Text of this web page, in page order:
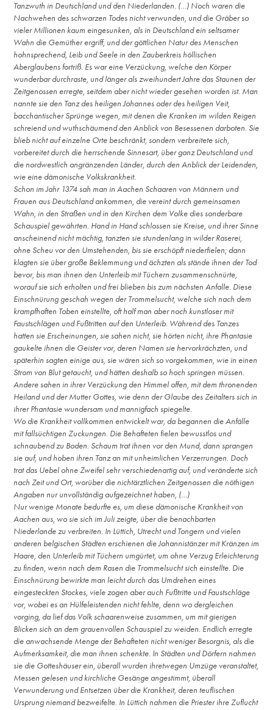
Tanzwuth in Deutschland und den Niederlanden. (…) Noch waren die
Nachwehen des schwarzen Todes nicht verwunden, und die Gräber so
vieler Millionen kaum eingesunken, als in Deutschland ein seltsamer
Wahn die Gemüther ergriff, und der göttlichen Natur des Menschen
hohnsprechend, Leib und Seele in den Zauberkreis höllischen
Aberglaubens fortriß. Es war eine Verzückung, welche den Körper
wunderbar durchraste, und länger als zweihundert Jahre das Staunen der
Zeitgenossen erregte, seitdem aber nicht wieder gesehen worden ist. Man
nannte sie den Tanz des heiligen Johannes oder des heiligen Veit,
bacchantischer Sprünge wegen, mit denen die Kranken im wilden Reigen
schreiend und wuthschäumend den Anblick von Besessenen darboten. Sie
blieb nicht auf einzelne Orte beschränkt, sondern verbreitete sich,
vorbereitet durch die herrschende Sinnesart, über ganz Deutschland und
die nordwestlich angränzenden Länder, durch den Anblick der Leidenden,
wie eine dämonische Volkskrankheit.
Schon im Jahr 1374 sah man in Aachen Schaaren von Männern und
Frauen aus Deutschland ankommen, die vereint durch gemeinsamen
Wahn, in den Straßen und in den Kirchen dem Volke dies sonderbare
Schauspiel gewährten. Hand in Hand schlossen sie Kreise, und ihrer Sinne
anscheinend nicht mächtig, tanzten sie stundenlang in wilder Raserei,
ohne Scheu vor den Umstehenden, bis sie erschöpft niederfielen; dann
klagten sie über große Beklemmung und ächzten als stände ihnen der Tod
bevor, bis man ihnen den Unterleib mit Tüchern zusammenschnürte,
worauf sie sich erholten und frei blieben bis zum nächsten Anfalle. Diese
Einschnürung geschah wegen der Trommelsucht, welche sich nach dem
krampfhaften Toben einstellte, oft half man aber noch kunstloser mit
Faustschlägen und Fußtritten auf den Unterleib. Während des Tanzes
hatten sie Erscheinungen, sie sahen nicht, sie hörten nicht, ihre Phantasie
gaukelte ihnen die Geister vor, deren Namen sie hervorkrächzten, und
späterhin sagten einige aus, sie wären sich so vorgekommen, wie in einen
Strom von Blut getaucht, und hätten deshalb so hoch springen müssen.
Andere sahen in ihrer Verzückung den Himmel offen, mit dem thronenden
Heiland und der Mutter Gottes, wie denn der Glaube des Zeitalters sich in
ihrer Phantasie wundersam und mannigfach spiegelte.
Wo die Krankheit vollkommen entwickelt war, da begannen die Anfälle
mit fallsüchtigen Zuckungen. Die Behafteten fielen bewusstlos und
schnaubend zu Boden. Schaum trat ihnen vor den Mund, dann sprangen
sie auf, und hoben ihren Tanz an mit unheimlichen Verzerrungen. Doch
trat das Uebel ohne Zweifel sehr verschiedenartig auf, und veränderte sich
nach Zeit und Ort, worüber die nichtärztlichen Zeitgenossen die nöthigen
Angaben nur unvollständig aufgezeichnet haben, (…)
Nur wenige Monate bedurfte es, um diese dämonische Krankheit von
Aachen aus, wo sie sich im Juli zeigte, über die benachbarten
Niederlande zu verbreiten. In Lüttich, Utrecht und Tongern und vielen
anderen belgischen Städten erschienen die Johannistänzer mit Kränzen im
Haare, den Unterleib mit Tüchern umgürtet, um ohne Verzug Erleichterung
zu finden, wenn nach dem Rasen die Trommelsucht sich einstellte. Die
Einschnürung bewirkte man leicht durch das Umdrehen eines
eingesteckten Stockes, viele zogen aber auch Fußtritte und Faustschläge
vor, wobei es an Hülfeleistenden nicht fehlte, denn wo dergleichen
vorging, da lief das Volk schaarenweise zusammen, um mit gierigen
Blicken sich an dem grauenvollen Schauspiel zu weiden. Endlich erregte
die anwachsende Menge der Behafteten nicht weniger Besorgnis, als die
Aufmerksamkeit, die man ihnen schenkte. In Städten und Dörfern nahmen
sie die Gotteshäuser ein, überall wurden ihretwegen Umzüge veranstaltet,
Messen gelesen und kirchliche Gesänge angestimmt, überall
Verwunderung und Entsetzen über die Krankheit, deren teuflischen
Ursprung niemand bezweifelte. In Lüttich nahmen die Priester ihre Zuflucht